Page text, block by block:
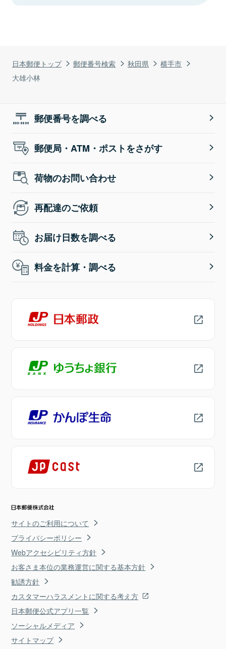
日本郵便トップ 郵便番号検索 秋田県
横手市
大雄小林
郵便番号を調べる
郵便局・ATM・ポストをさがす
荷物のお問い合わせ
再配達のご依頼
お届け日数を調べる
料金を計算・調べる
サイトのご利用について
プライバシーポリシー
Webアクセシビリティ方針
お客さま本位の業務運営に関する基本方針
勧誘方針
カスタマーハラスメントに関する考え方
日本郵便公式アプリ一覧
ソーシャルメディア
サイトマップ